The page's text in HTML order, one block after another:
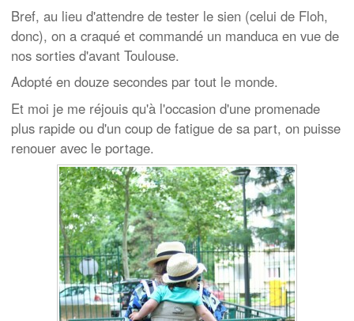
Bref, au lieu d'attendre de tester le sien (celui de Floh,
donc), on a craqué et commandé un manduca en vue de
nos sorties d'avant Toulouse.
Adopté en douze secondes par tout le monde.
Et moi je me réjouis qu'à l'occasion d'une promenade
plus rapide ou d'un coup de fatigue de sa part, on puisse
renouer avec le portage.